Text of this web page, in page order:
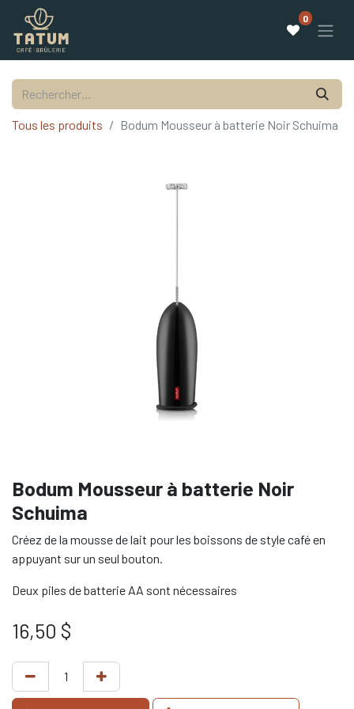
0
Tous les produits Bodum Mousseur à batterie Noir Schuima
Bodum Mousseur à batterie Noir
Schuima
Créez de la mousse de lait pour les boissons de style café en
appuyant sur un seul bouton.
Deux piles de batterie AA sont nécessaires
16,50 $